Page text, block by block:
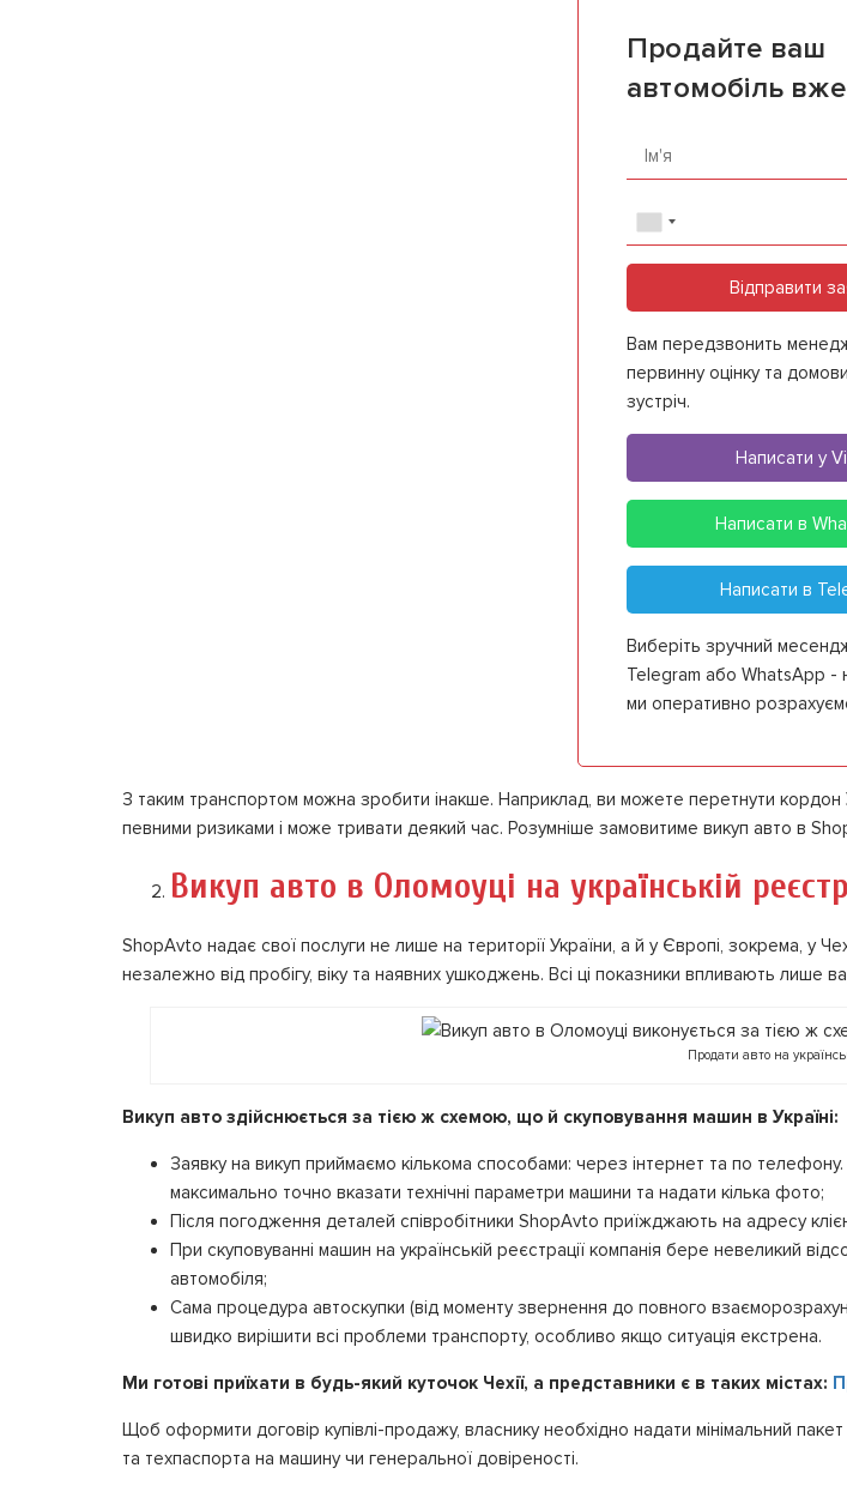
Продайте ваш
автомобіль
Відправити
Вам передзвонить
первинну оцінку та
зустріч.
Написати у
Написати в
Написати в
Виберіть зручний
Telegram або WhatsApp -
ми оперативно
З таким транспортом можна зробити інакше. Наприклад, ви можете перетнути
певними ризиками і може тривати деякий час. Розумніше замовитиме викуп авто в
Викуп авто в Оломоуці на українській
ShopAvto надає свої послуги не лише на території України, а й у Європі, зокрема, у
незалежно від пробігу, віку та наявних ушкоджень. Всі ці показники впливають лише
Продати авто на
Викуп авто здійснюється за тією ж схемою, що й скуповування машин в Україні:
Заявку на викуп приймаємо кількома способами: через інтернет та по
максимально точно вказати технічні параметри машини та надати кілька фото;
Після погодження деталей співробітники ShopAvto приїжджають на адресу
При скуповуванні машин на українській реєстрації компанія бере невеликий
автомобіля;
Сама процедура автоскупки (від моменту звернення до повного
швидко вирішити всі проблеми транспорту, особливо якщо ситуація екстрена.
Ми готові приїхати в будь-який куточок Чехії, а представники є в таких містах:
Щоб оформити договір купівлі-продажу, власнику необхідно надати мінімальний
та техпаспорта на машину чи генеральної довіреності.